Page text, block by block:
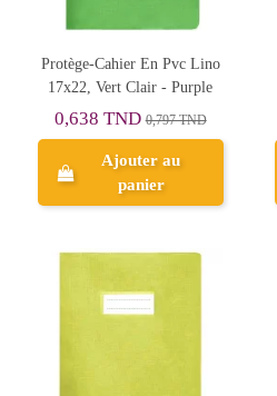
Protège-Cahier En Pvc Lino
17x22, Vert Clair - Purple
0,638 TND0,797 TND
Ajouter au
panier